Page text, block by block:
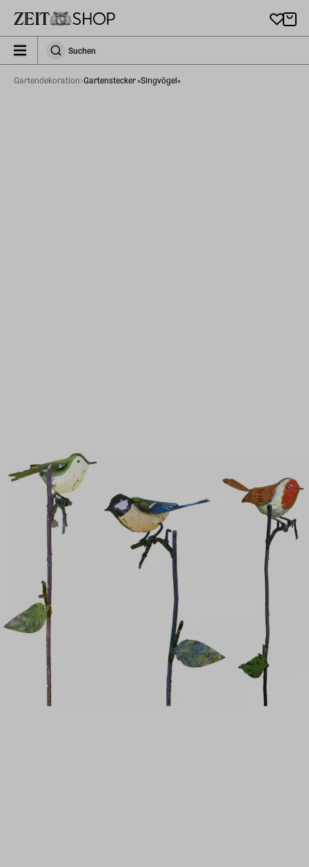
zeit_storefront.components.search.collapsed
SuchenSuchen
Gartendekoration Gartenstecker »Singvögel«